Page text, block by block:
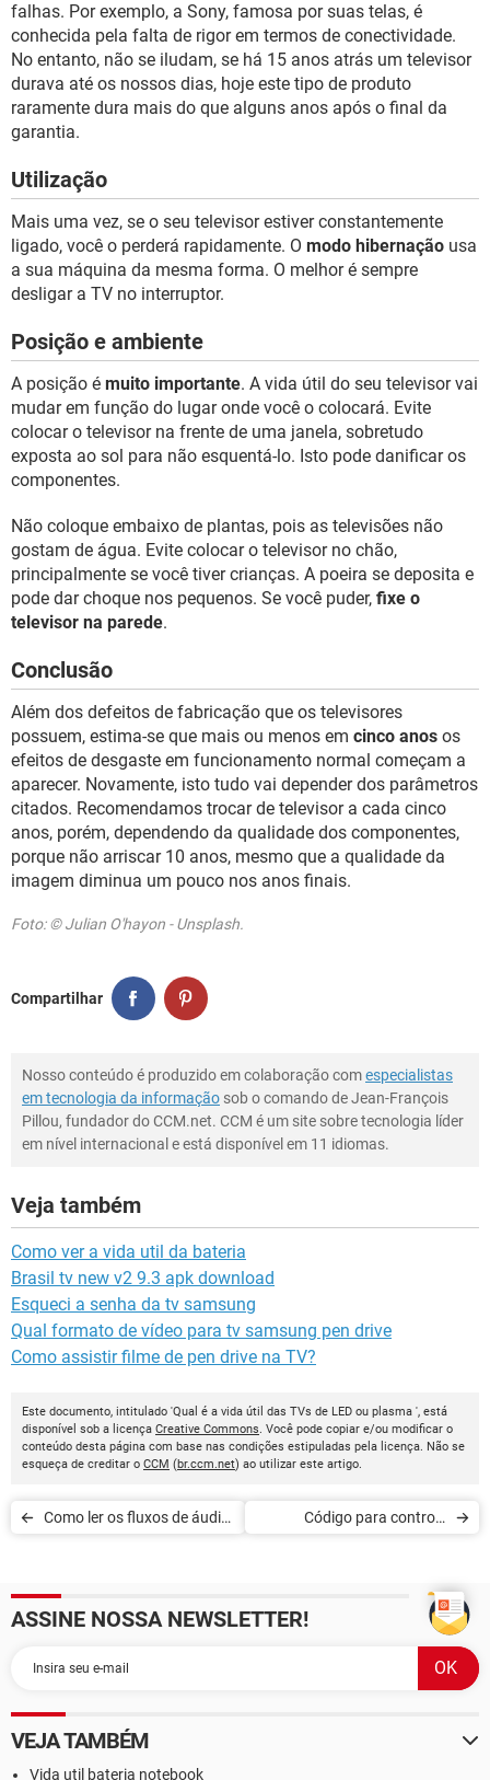
falhas. Por exemplo, a Sony, famosa por suas telas, é
conhecida pela falta de rigor em termos de conectividade.
No entanto, não se iludam, se há 15 anos atrás um televisor
durava até os nossos dias, hoje este tipo de produto
raramente dura mais do que alguns anos após o final da
garantia.
Utilização
Mais uma vez, se o seu televisor estiver constantemente
ligado, você o perderá rapidamente. O modo hibernação usa
a sua máquina da mesma forma. O melhor é sempre
desligar a TV no interruptor.
Posição e ambiente
A posição é muito importante. A vida útil do seu televisor vai
mudar em função do lugar onde você o colocará. Evite
colocar o televisor na frente de uma janela, sobretudo
exposta ao sol para não esquentá-lo. Isto pode danificar os
componentes.
Não coloque embaixo de plantas, pois as televisões não
gostam de água. Evite colocar o televisor no chão,
principalmente se você tiver crianças. A poeira se deposita e
pode dar choque nos pequenos. Se você puder, fixe o
televisor na parede.
Conclusão
Além dos defeitos de fabricação que os televisores
possuem, estima-se que mais ou menos em cinco anos os
efeitos de desgaste em funcionamento normal começam a
aparecer. Novamente, isto tudo vai depender dos parâmetros
citados. Recomendamos trocar de televisor a cada cinco
anos, porém, dependendo da qualidade dos componentes,
porque não arriscar 10 anos, mesmo que a qualidade da
imagem diminua um pouco nos anos finais.
Foto: © Julian O'hayon - Unsplash.
Compartilhar
Nosso conteúdo é produzido em colaboração comespecialistas
em tecnologia da informação sob o comando de Jean-François
Pillou, fundador do CCM.net. CCM é um site sobre tecnologia líder
em nível internacional e está disponível em 11 idiomas.
Veja também
Como ver a vida util da bateria
Brasil tv new v2 9.3 apk download
Esqueci a senha da tv samsung
Qual formato de vídeo para tv samsung pen drive
Como assistir filme de pen drive na TV?
Este documento, intitulado 'Qual é a vida útil das TVs de LED ou plasma ', está
disponível sob a licença Creative Commons. Você pode copiar e/ou modificar o
conteúdo desta página com base nas condições estipuladas pela licença. Não se
esqueça de creditar o CCM (br.ccm.net) ao utilizar este artigo.
Como ler os fluxos de áudio
Código para controle
ASSINE NOSSA NEWSLETTER!
VEJA TAMBÉM
Vida util bateria notebook